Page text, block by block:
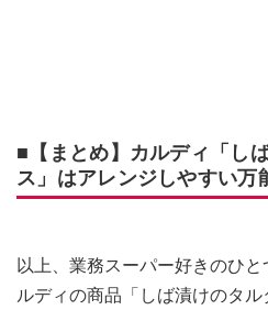
■【まとめ】カルディ「し
ス」はアレンジしやすい万
以上、業務スーパー好きのひ
ルディの商品「しば漬けのタ